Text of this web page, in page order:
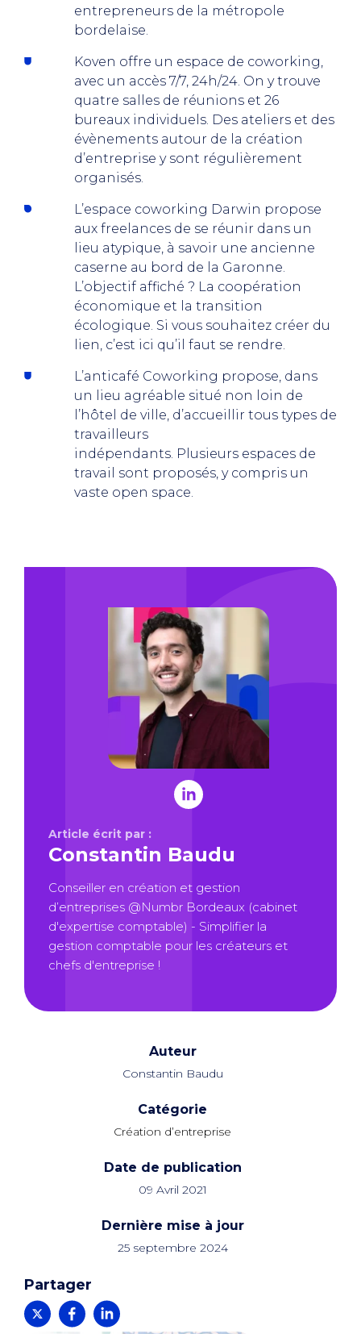
entrepreneurs de la métropole
bordelaise.
Koven offre un espace de coworking,
avec un accès 7/7, 24h/24. On y trouve
quatre salles de réunions et 26
bureaux individuels. Des ateliers et des
évènements autour de la création
d’entreprise y sont régulièrement
organisés.
L’espace coworking Darwin propose
aux freelances de se réunir dans un
lieu atypique, à savoir une ancienne
caserne au bord de la Garonne.
L’objectif affiché ? La coopération
économique et la transition
écologique. Si vous souhaitez créer du
lien, c’est ici qu’il faut se rendre.
L’anticafé Coworking propose, dans
un lieu agréable situé non loin de
l’hôtel de ville, d’accueillir tous types de
travailleurs
indépendants. Plusieurs espaces de
travail sont proposés, y compris un
vaste open space.
Article écrit par :
Constantin Baudu
Conseiller en création et gestion
d’entreprises @Numbr Bordeaux (cabinet
d'expertise comptable) - Simplifier la
gestion comptable pour les créateurs et
chefs d'entreprise !
Auteur
Constantin Baudu
Catégorie
Création d’entreprise
Date de publication
09 Avril 2021
Dernière mise à jour
25 septembre 2024
Partager